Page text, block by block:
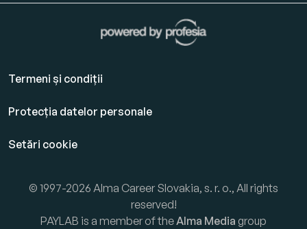
Termeni și condiții
Protecția datelor personale
Setări cookie
© 1997-2026 Alma Career Slovakia, s. r. o., All rights
reserved!
PAYLAB is a member of theAlma Media group